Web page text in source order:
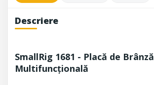
Descriere
SmallRig 1681 - Placă de Brânză
Multifuncțională